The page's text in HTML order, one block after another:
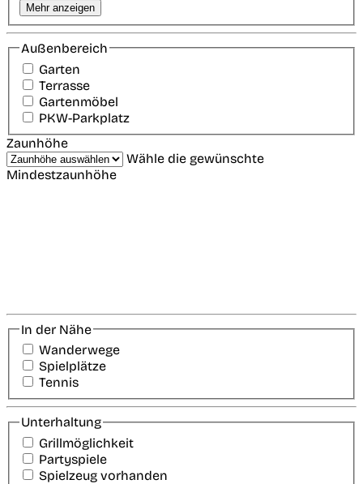
Mehr anzeigen
Außenbereich
Garten
Terrasse
Gartenmöbel
PKW-Parkplatz
Zaunhöhe
Wähle die gewünschte
Mindestzaunhöhe
In der Nähe
Wanderwege
Spielplätze
Tennis
Unterhaltung
Grillmöglichkeit
Partyspiele
Spielzeug vorhanden